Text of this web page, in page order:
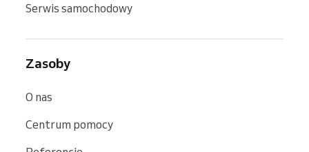
Serwis samochodowy
Zasoby
O nas
Centrum pomocy